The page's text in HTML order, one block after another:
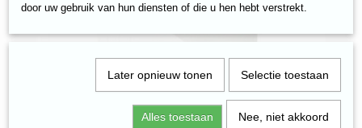
door uw gebruik van hun diensten of die u hen hebt verstrekt.
Later opnieuw tonen Selectie toestaan
Alles toestaan Nee, niet akkoord